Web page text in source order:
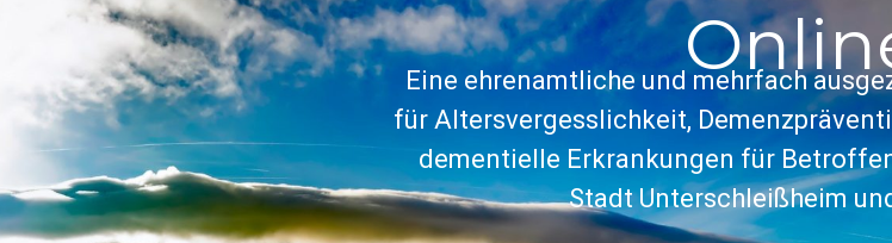
Eine ehrenamtliche und mehrfach
für Altersvergesslichkeit,
dementielle Erkrankungen für
Stadt Unterschleißheim